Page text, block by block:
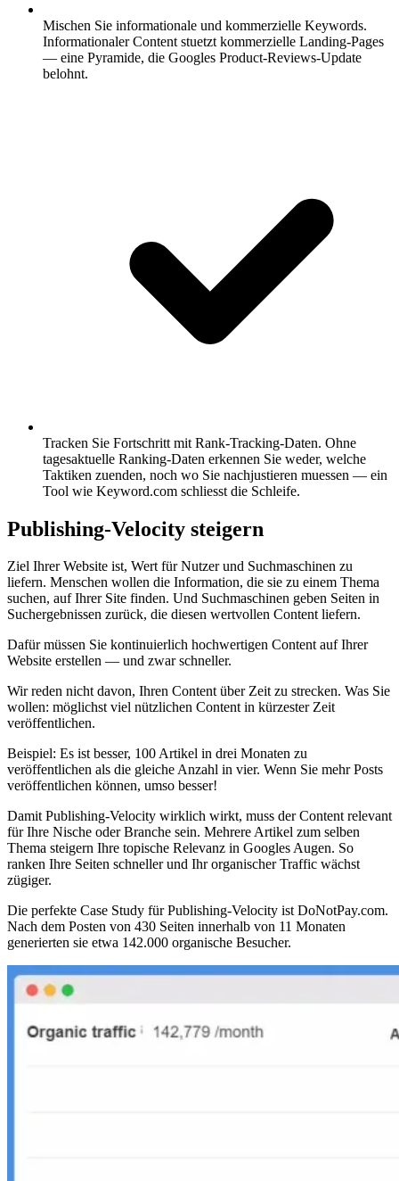
Mischen Sie informationale und kommerzielle Keywords.
Informationaler Content stuetzt kommerzielle Landing-Pages
— eine Pyramide, die Googles Product-Reviews-Update
belohnt.
Tracken Sie Fortschritt mit Rank-Tracking-Daten. Ohne
tagesaktuelle Ranking-Daten erkennen Sie weder, welche
Taktiken zuenden, noch wo Sie nachjustieren muessen — ein
Tool wie Keyword.com schliesst die Schleife.
Publishing-Velocity steigern
Ziel Ihrer Website ist, Wert für Nutzer und Suchmaschinen zu
liefern. Menschen wollen die Information, die sie zu einem Thema
suchen, auf Ihrer Site finden. Und Suchmaschinen geben Seiten in
Suchergebnissen zurück, die diesen wertvollen Content liefern.
Dafür müssen Sie kontinuierlich hochwertigen Content auf Ihrer
Website erstellen — und zwar schneller.
Wir reden nicht davon, Ihren Content über Zeit zu strecken. Was Sie
wollen: möglichst viel nützlichen Content in kürzester Zeit
veröffentlichen.
Beispiel: Es ist besser, 100 Artikel in drei Monaten zu
veröffentlichen als die gleiche Anzahl in vier. Wenn Sie mehr Posts
veröffentlichen können, umso besser!
Damit Publishing-Velocity wirklich wirkt, muss der Content relevant
für Ihre Nische oder Branche sein. Mehrere Artikel zum selben
Thema steigern Ihre topische Relevanz in Googles Augen. So
ranken Ihre Seiten schneller und Ihr organischer Traffic wächst
zügiger.
Die perfekte Case Study für Publishing-Velocity ist DoNotPay.com.
Nach dem Posten von 430 Seiten innerhalb von 11 Monaten
generierten sie etwa 142.000 organische Besucher.